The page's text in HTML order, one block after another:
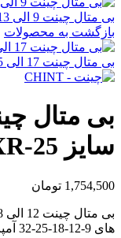
بی متال چینت 9 الی 13 آمپر سایز NXR-25
بازگشت به محصولات
بی متال چینت 17 الی 25 آمپر سایز NXR-25
سایز NXR-25
1,754,500 تومان
های 9-12-18-25-32 آمپر، ولتاژ عملکرد 400 ولت AC